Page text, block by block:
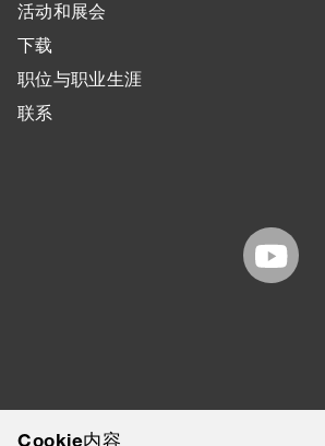
活动和展会
下载
职位与职业生涯
联系
Cookie内容